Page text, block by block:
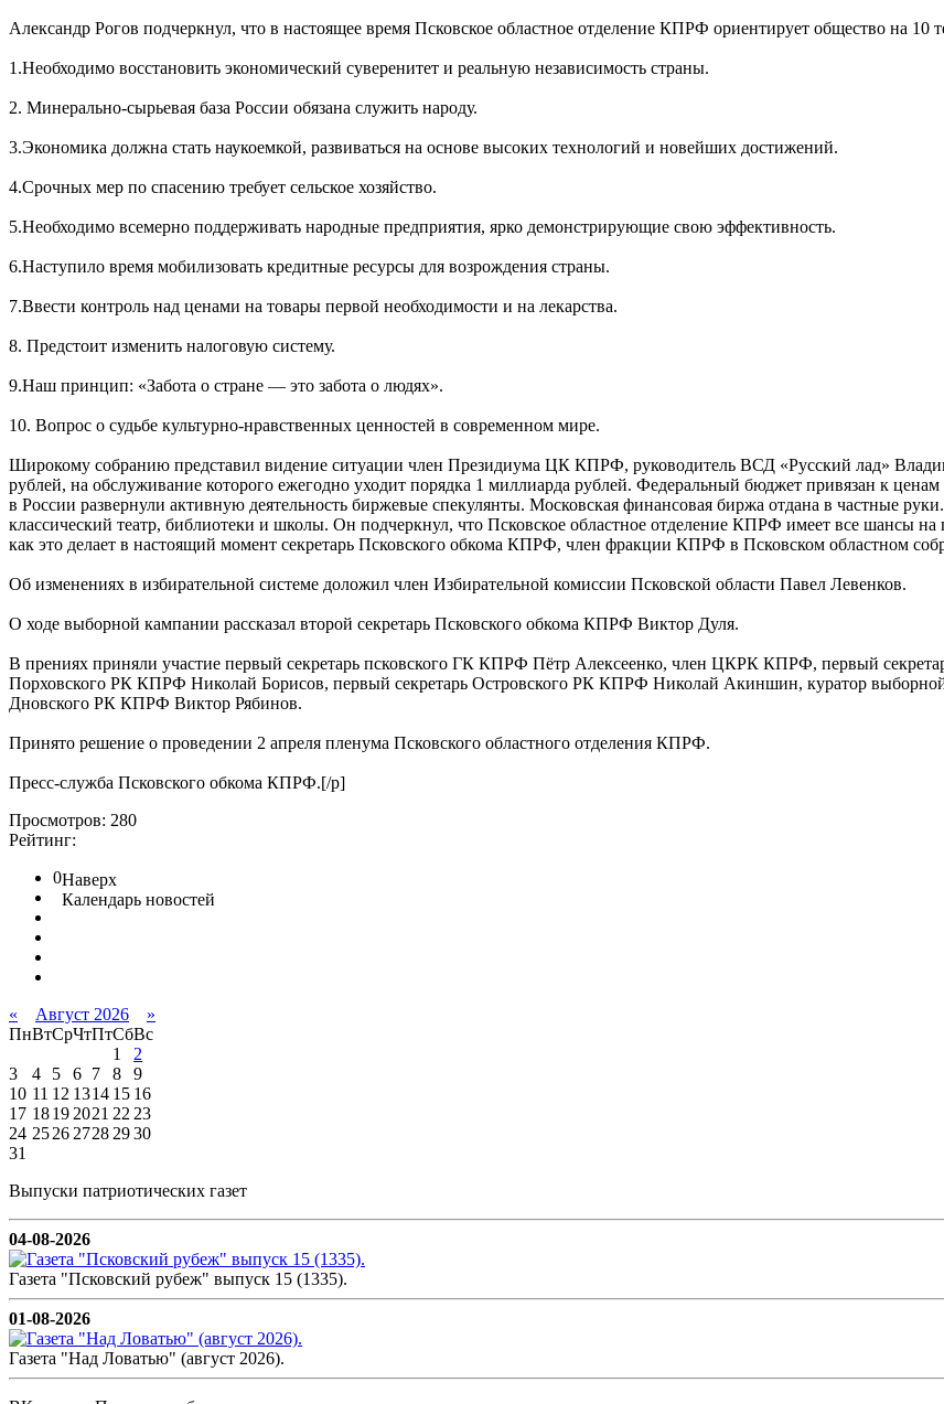
Александр Рогов подчеркнул, что в настоящее время Псковское областное отделение КПРФ ориентирует общество на
1.Необходимо восстановить экономический суверенитет и реальную независимость страны.
2. Минерально-сырьевая база России обязана служить народу.
3.Экономика должна стать наукоемкой, развиваться на основе высоких технологий и новейших достижений.
4.Срочных мер по спасению требует сельское хозяйство.
5.Необходимо всемерно поддерживать народные предприятия, ярко демонстрирующие свою эффективность.
6.Наступило время мобилизовать кредитные ресурсы для возрождения страны.
7.Ввести контроль над ценами на товары первой необходимости и на лекарства.
8. Предстоит изменить налоговую систему.
9.Наш принцип: «Забота о стране — это забота о людях».
10. Вопрос о судьбе культурно-нравственных ценностей в современном мире.
Широкому собранию представил видение ситуации член Президиума ЦК КПРФ, руководитель ВСД «Русский лад»
рублей, на обслуживание которого ежегодно уходит порядка 1 миллиарда рублей. Федеральный бюджет привязан к
в России развернули активную деятельность биржевые спекулянты. Московская финансовая биржа отдана в частные
классический театр, библиотеки и школы. Он подчеркнул, что Псковское областное отделение КПРФ имеет все шансы
как это делает в настоящий момент секретарь Псковского обкома КПРФ, член фракции КПРФ в Псковском областном
Об изменениях в избирательной системе доложил член Избирательной комиссии Псковской области Павел Левенков.
О ходе выборной кампании рассказал второй секретарь Псковского обкома КПРФ Виктор Дуля.
В прениях приняли участие первый секретарь псковского ГК КПРФ Пётр Алексеенко, член ЦКРК КПРФ, первый
Порховского РК КПРФ Николай Борисов, первый секретарь Островского РК КПРФ Николай Акиншин, куратор
Дновского РК КПРФ Виктор Рябинов.
Принято решение о проведении 2 апреля пленума Псковского областного отделения КПРФ.
Пресс-служба Псковского обкома КПРФ.[/p]
Просмотров: 280
Рейтинг:
0Наверх
Календарь новостей
« Август 2026
»
ПнВтСрЧтПтСбВс
1
2
3
4 5 6 7 8
9
10 11 12 1314 15 16
17 18192021 2223
24 252627282930
31
Выпуски патриотических газет
04-08-2026
Газета "Псковский рубеж" выпуск 15 (1335).
01-08-2026
Газета "Над Ловатью" (август 2026).